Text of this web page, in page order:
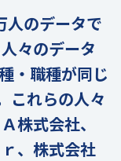
のデータで
々のデータ
・職種が同じ
これらの人々
株式会社、
、株式会社